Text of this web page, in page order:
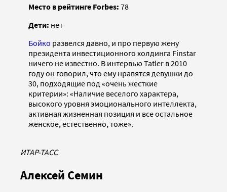
Место в рейтинге Forbes: 78
Дети: нет
Бойко развелся давно, и про первую жену
президента инвестиционного холдинга Finstar
ничего не известно. В интервью Tatler в 2010
году он говорил, что ему нравятся девушки до
30, подходящие под «очень жесткие
критерии»: «Наличие веселого характера,
высокого уровня эмоционального интеллекта,
активная жизненная позиция и все остальное
женское, естественно, тоже».
ИТАР-ТАСС
Алексей Семин